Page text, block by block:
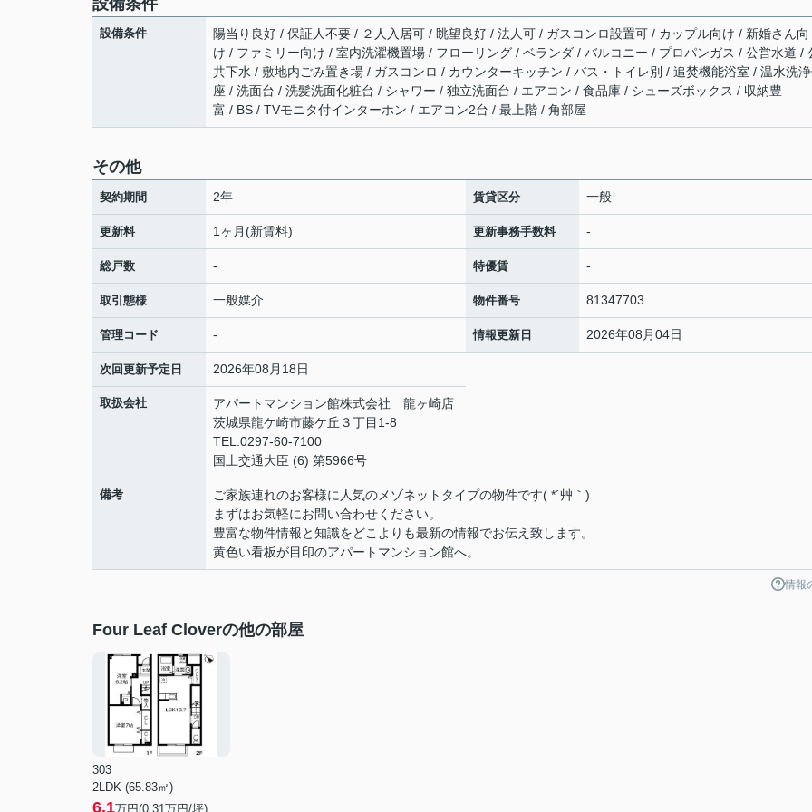
設備条件
設備条件
陽当り良好 / 保証人不要 / ２人入居可 / 眺望良好 / 法人可 / ガスコンロ設置可 / カップル向け / 新婚さん向
け / ファミリー向け / 室内洗濯機置場 / フローリング / ベランダ / バルコニー / プロパンガス / 公営水道 /
共下水 / 敷地内ごみ置き場 / ガスコンロ / カウンターキッチン / バス・トイレ別 / 追焚機能浴室 / 温水洗
座 / 洗面台 / 洗髪洗面化粧台 / シャワー / 独立洗面台 / エアコン / 食品庫 / シューズボックス / 収納豊
富 / BS / TVモニタ付インターホン / エアコン2台 / 最上階 / 角部屋
その他
契約期間 2年 賃貸区分 一般
更新料 1ヶ月(新賃料) 更新事務手数料 -
総戸数 - 特優賃 -
取引態様 一般媒介 物件番号 81347703
管理コード - 情報更新日 2026年08月04日
次回更新予定日 2026年08月18日
取扱会社
アパートマンション館株式会社 龍ヶ崎店
茨城県龍ケ崎市藤ケ丘３丁目1-8
TEL:0297-60-7100
国土交通大臣 (6) 第5966号
備考
ご家族連れのお客様に人気のメゾネットタイプの物件です( *´艸｀)
まずはお気軽にお問い合わせください。
豊富な物件情報と知識をどこよりも最新の情報でお伝え致します。
黄色い看板が目印のアパートマンション館へ。
情報
Four Leaf Cloverの他の部屋
303
2LDK (65.83㎡)
6.1万円(0.31 万円/坪)